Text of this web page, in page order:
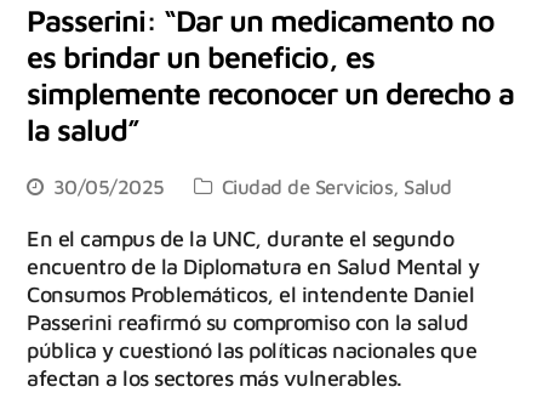
Passerini: “Dar un medicamento no
es brindar un beneficio, es
simplemente reconocer un derecho a
la salud”
30/05/2025 Ciudad de Servicios Salud
En el campus de la UNC, durante el segundo
encuentro de la Diplomatura en Salud Mental y
Consumos Problemáticos, el intendente Daniel
Passerini reafirmó su compromiso con la salud
pública y cuestionó las políticas nacionales que
afectan a los sectores más vulnerables.